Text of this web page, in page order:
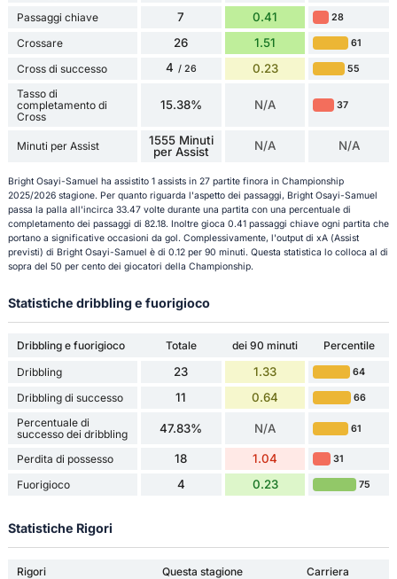
Passaggi chiave 7 0.41 28
Crossare 26 1.51 61
Cross di successo 4 / 26 0.23 55
Tasso di
completamento di
Cross
15.38% N/A 37
Minuti per Assist
1555 Minuti
per Assist
N/A N/A
Bright Osayi-Samuel ha assistito 1 assists in 27 partite finora in Championship
2025/2026 stagione. Per quanto riguarda l'aspetto dei passaggi, Bright Osayi-Samuel
passa la palla all'incirca 33.47 volte durante una partita con una percentuale di
completamento dei passaggi di 82.18. Inoltre gioca 0.41 passaggi chiave ogni partita che
portano a significative occasioni da gol. Complessivamente, l'output di xA (Assist
previsti) di Bright Osayi-Samuel è di 0.12 per 90 minuti. Questa statistica lo colloca al di
sopra del 50 per cento dei giocatori della Championship.
Statistiche dribbling e fuorigioco
Dribbling e fuorigioco Totale dei 90 minuti
Percentile
Dribbling
23 1.33 64
Dribbling di successo 11 0.64 66
Percentuale di
successo dei dribbling
47.83% N/A 61
Perdita di possesso 18 1.04 31
Fuorigioco 4 0.23 75
Statistiche Rigori
Rigori Questa stagione
Carriera